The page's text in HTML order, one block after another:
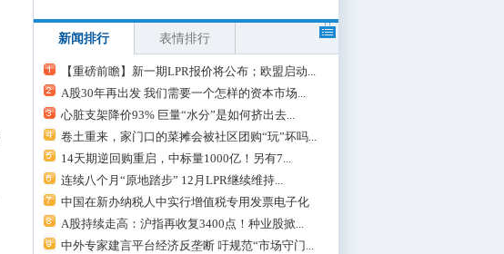
新闻排行 表情排行
【重磅前瞻】新一期LPR报价将公布；欧盟启动...
A股30年再出发 我们需要一个怎样的资本市场...
心脏支架降价93% 巨量“水分”是如何挤出去...
卷土重来，家门口的菜摊会被社区团购“玩”坏吗...
14天期逆回购重启，中标量1000亿！另有7...
连续八个月“原地踏步” 12月LPR继续维持...
中国在新办纳税人中实行增值税专用发票电子化
A股持续走高：沪指再收复3400点！种业股掀...
中外专家建言平台经济反垄断 吁规范“市场守门...